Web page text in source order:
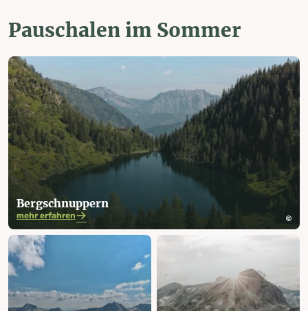
Pauschalen im Sommer
Berg­schnuppern
mehr erfahren